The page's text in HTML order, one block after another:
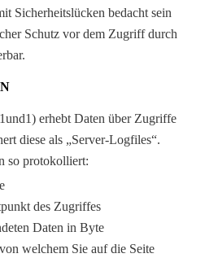
Sicherheitslücken bedacht sein
Schutz vor dem Zugriff durch
erhebt Daten über Zugriffe
diese als „Server-Logfiles“.
so protokolliert:
des Zugriffes
Daten in Byte
welchem Sie auf die Seite